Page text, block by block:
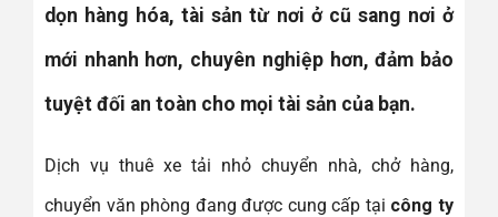
dọn hàng hóa, tài sản từ nơi ở cũ sang nơi ở
mới nhanh hơn, chuyên nghiệp hơn, đảm bảo
tuyệt đối an toàn cho mọi tài sản của bạn.
Dịch vụ thuê xe tải nhỏ chuyển nhà, chở hàng,
chuyển văn phòng đang được cung cấp tại công ty